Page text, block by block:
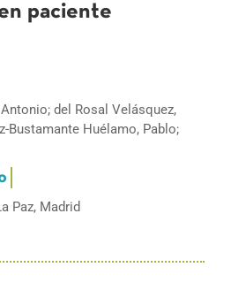
paciente
del Rosal Velásquez,
Bustamante Huélamo, Pablo;
Paz, Madrid